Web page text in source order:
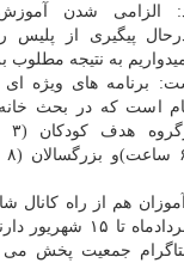
الزامی شدن آموزش
پیگیری از پلیس
به نتیجه مطلوب
برنامه های ویژه
است که در بحث
دقیقه ای از اول
از اینستاگرام جمعیت